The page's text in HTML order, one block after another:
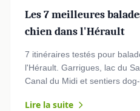
Les 7 meilleures
chien dans l'Hérault
7 itinéraires testés pour
l'Hérault. Garrigues, lac du
Canal du Midi et sentiers
Lire la suite